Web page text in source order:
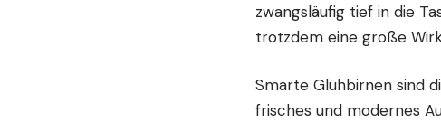
zwangsläufig tief in die
trotzdem eine große
Smarte Glühbirnen sind
frisches und modernes